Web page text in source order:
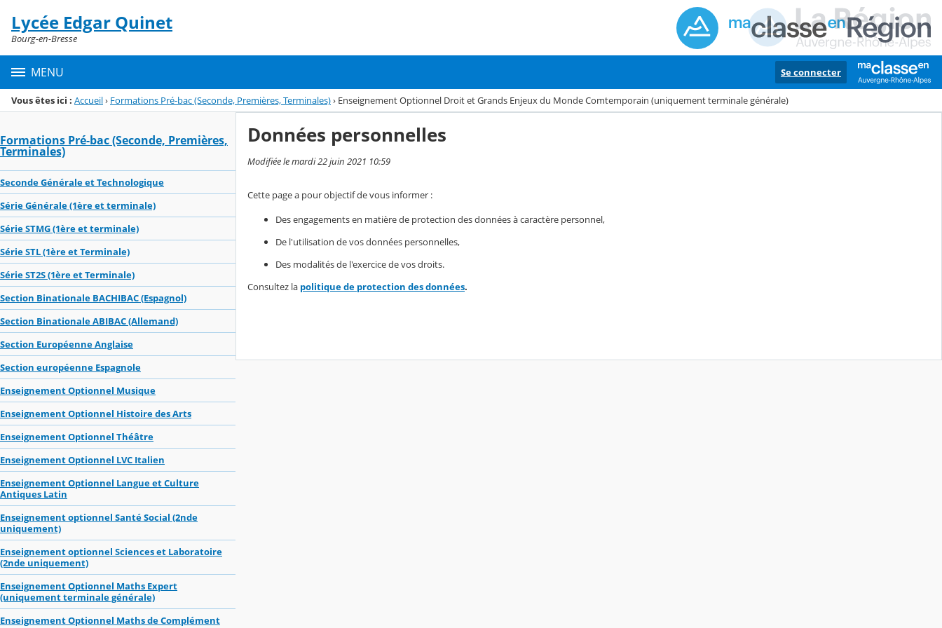
Menu de la rubrique
Contenu
Lycée Edgar Quinet
Bourg-en-Bresse
MENU Se connecter
Vous êtes ici : Accueil› Formations Pré-bac (Seconde, Premières, Terminales)› Enseignement Optionnel Droit et Grands Enjeux du Monde Comtemporain (uniquement terminale générale)
Formations Pré-bac (Seconde, Premières,
Terminales)
Seconde Générale et Technologique
Série Générale (1ère et terminale)
Série STMG (1ère et terminale)
Série STL (1ère et Terminale)
Série ST2S (1ère et Terminale)
Section Binationale BACHIBAC (Espagnol)
Section Binationale ABIBAC (Allemand)
Section Européenne Anglaise
Section européenne Espagnole
Enseignement Optionnel Musique
Enseignement Optionnel Histoire des Arts
Enseignement Optionnel Théâtre
Enseignement Optionnel LVC Italien
Enseignement Optionnel Langue et Culture
Antiques Latin
Enseignement optionnel Santé Social (2nde
uniquement)
Enseignement optionnel Sciences et Laboratoire
(2nde uniquement)
Enseignement Optionnel Maths Expert
(uniquement terminale générale)
Enseignement Optionnel Maths de Complément
Données personnelles
Modifiée le mardi 22 juin 2021 10:59
Cette page a pour objectif de vous informer :
Des engagements en matière de protection des données à caractère personnel,
De l'utilisation de vos données personnelles,
Des modalités de l'exercice de vos droits.
Consultez la politique de protection des données.